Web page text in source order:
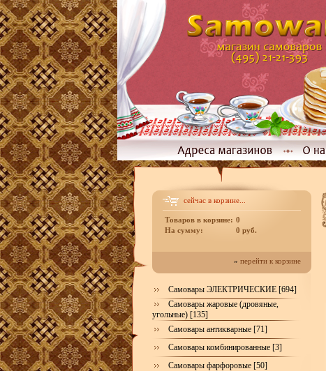
сейчас в корзине...
Товаров в корзине: 0
На сумму:
0 руб.
» перейти к корзине
Самовары ЭЛЕКТРИЧЕСКИЕ [694]
Самовары жаровые (дровяные,
угольные) [135]
Самовары антикварные [71]
Самовары комбинированные [3]
Самовары фарфоровые [50]